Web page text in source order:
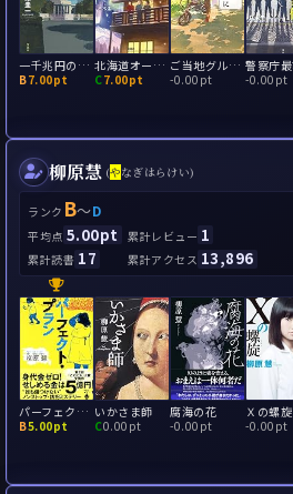
一千兆円の身代金
B7.00pt
北海道オーロラ町の事件簿 町おこし探偵の奮闘
C7.00pt
ご当地グルメの誘惑: 手がかりは一皿の中に2
-0.00pt
-0.00pt
柳原慧 (やなぎはらけい)
ランク B～D
平均点 5.00pt 累計レビュー 1
累計読書 17 累計アクセス 13,896
パーフェクト・プラン
B5.00pt
いかさま師
C0.00pt
腐海の花
-0.00pt
Ｘの螺旋
-0.00pt